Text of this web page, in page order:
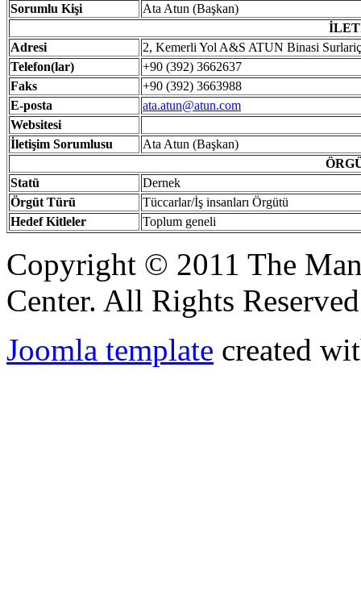
Sorumlu Kişi
Ata Atun (Başkan)
Adresi
2, Kemerli Yol A&S ATUN Binasi
Telefon(lar)
+90 (392) 3662637
Faks
+90 (392) 3663988
E-posta
ata.atun@atun.com
Websitesi
İletişim Sorumlusu
Ata Atun (Başkan)
Statü
Dernek
Örgüt Türü
Tüccarlar/İş insanları Örgütü
HedefKitleler Toplum geneli
Copyright © 2011 The
Center. All Rights
Joomla template created